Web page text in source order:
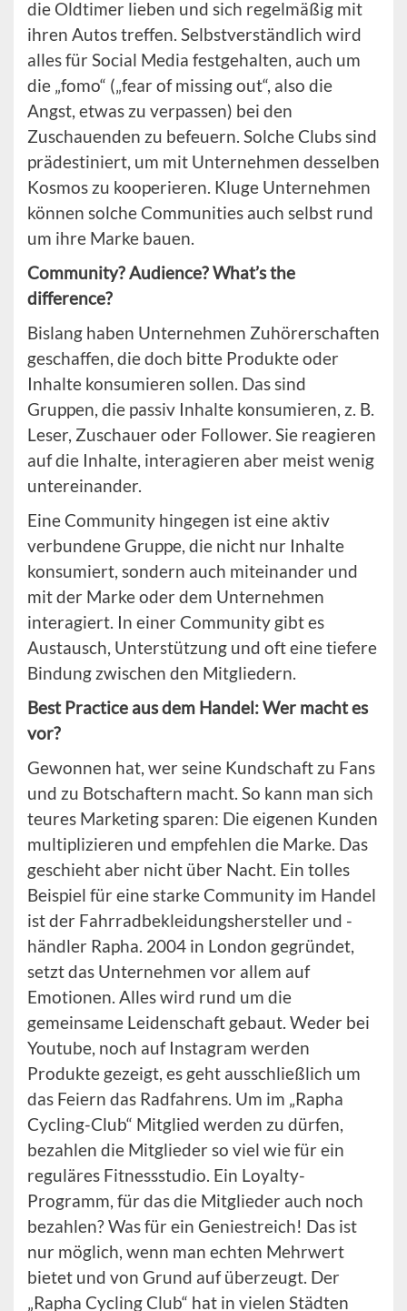
die Oldtimer lieben und sich regelmäßig mit
ihren Autos treffen. Selbstverständlich wird
alles für Social Media festgehalten, auch um
die „fomo“ („fear of missing out“, also die
Angst, etwas zu verpassen) bei den
Zuschauenden zu befeuern. Solche Clubs sind
prädestiniert, um mit Unternehmen desselben
Kosmos zu kooperieren. Kluge Unternehmen
können solche Communities auch selbst rund
um ihre Marke bauen.
Community? Audience? What’s the
difference?
Bislang haben Unternehmen Zuhörerschaften
geschaffen, die doch bitte Produkte oder
Inhalte konsumieren sollen. Das sind
Gruppen, die passiv Inhalte konsumieren, z. B.
Leser, Zuschauer oder Follower. Sie reagieren
auf die Inhalte, interagieren aber meist wenig
untereinander.
Eine Community hingegen ist eine aktiv
verbundene Gruppe, die nicht nur Inhalte
konsumiert, sondern auch miteinander und
mit der Marke oder dem Unternehmen
interagiert. In einer Community gibt es
Austausch, Unterstützung und oft eine tiefere
Bindung zwischen den Mitgliedern.
Best Practice aus dem Handel: Wer macht es
vor?
Gewonnen hat, wer seine Kundschaft zu Fans
und zu Botschaftern macht. So kann man sich
teures Marketing sparen: Die eigenen Kunden
multiplizieren und empfehlen die Marke. Das
geschieht aber nicht über Nacht. Ein tolles
Beispiel für eine starke Community im Handel
ist der Fahrradbekleidungshersteller und -
händler Rapha. 2004 in London gegründet,
setzt das Unternehmen vor allem auf
Emotionen. Alles wird rund um die
gemeinsame Leidenschaft gebaut. Weder bei
Youtube, noch auf Instagram werden
Produkte gezeigt, es geht ausschließlich um
das Feiern das Radfahrens. Um im „Rapha
Cycling-Club“ Mitglied werden zu dürfen,
bezahlen die Mitglieder so viel wie für ein
reguläres Fitnessstudio. Ein Loyalty-
Programm, für das die Mitglieder auch noch
bezahlen? Was für ein Geniestreich! Das ist
nur möglich, wenn man echten Mehrwert
bietet und von Grund auf überzeugt. Der
„Rapha Cycling Club“ hat in vielen Städten